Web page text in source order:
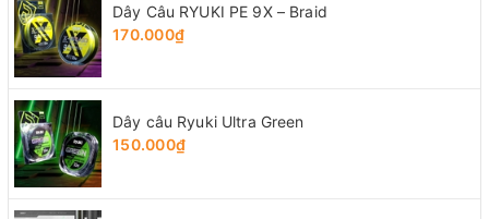
Dây Câu RYUKI PE 9X – Braid
170.000₫
Dây câu Ryuki Ultra Green
150.000₫